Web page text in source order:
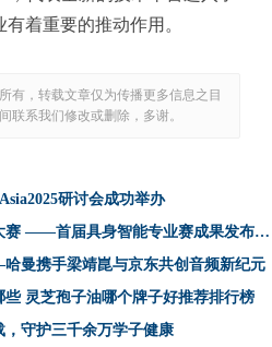
着重要的推动作用。
有，转载文章仅为传播更多信息之目
联系我们修改或删除，多谢。
研讨会成功举办
届具身智能专业赛成果发布活动在厦成功举办
曼携手梁靖崑与京东共创音频新纪元
灵芝孢子油哪个牌子好推荐排行榜
守护三千余万学子健康